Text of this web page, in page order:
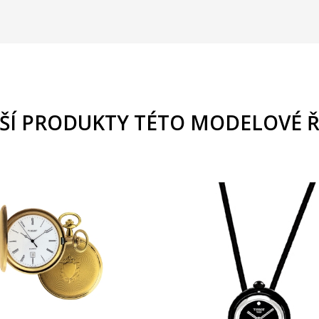
PRODUKTY TÉTO MODELOVÉ